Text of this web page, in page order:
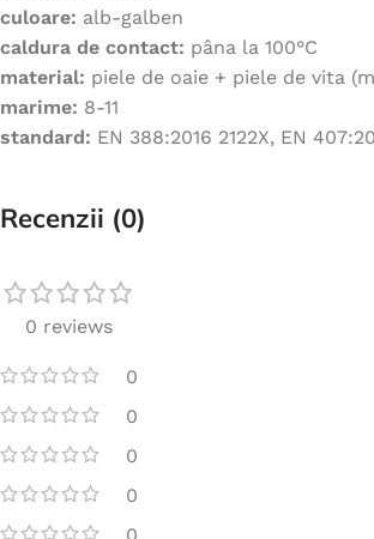
culoare: alb-galben
caldura de contact: pâna la 100°C
material: piele de oaie + piele de vita
marime: 8-11
standard: EN 388:2016 2122X, EN
Recenzii (0)
0 reviews
0
0
0
0
0